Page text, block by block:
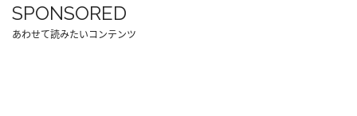
SPONSORED
あわせて読みたいコンテンツ